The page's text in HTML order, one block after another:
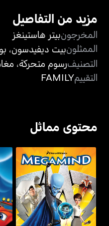
مزيد من التفاصيل
المخرجونبيتر هاستينغز
الممثلونبيت ديفيدسون،
التصنيفرسوم متحركة،
التقييمFAMILY
محتوى مماثل
ميغامايند